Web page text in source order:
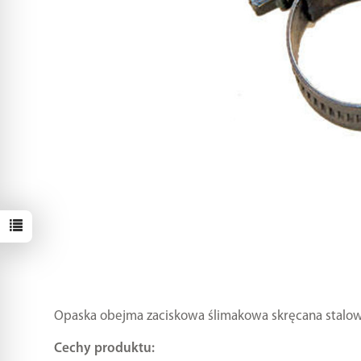
Opaska obejma zaciskowa ślimakowa skręcana
Cechy produktu: